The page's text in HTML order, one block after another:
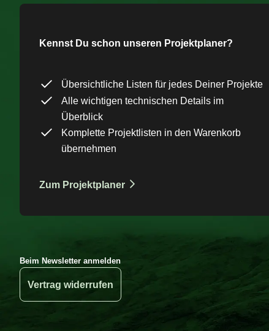
Kennst Du schon unseren Projektplaner?
Übersichtliche Listen für jedes Deiner Projekte
Alle wichtigen technischen Details im
Überblick
Komplette Projektlisten in den Warenkorb
übernehmen
Zum Projektplaner
Beim Newsletter anmelden
Vertrag widerrufen